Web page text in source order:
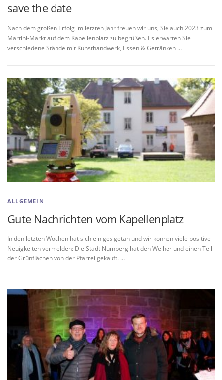
save the date
Nach dem großen Erfolg im letzten Jahr freuen wir uns, Sie auch 2023 zum
Martini-Markt auf dem Kapellenplatz zu begrüßen. Es erwarten Sie
verschiedene Stände mit Kunsthandwerk, Essen & Getränken …
ALLGEMEIN
Gute Nachrichten vom Kapellenplatz
In den letzten Wochen hat sich einiges getan und wir können viele positive
Neuigkeiten vermelden: Die Stadt Nürnberg hat den Weiher und einen Teil
der Grünflächen von der Pfarrei gekauft. …